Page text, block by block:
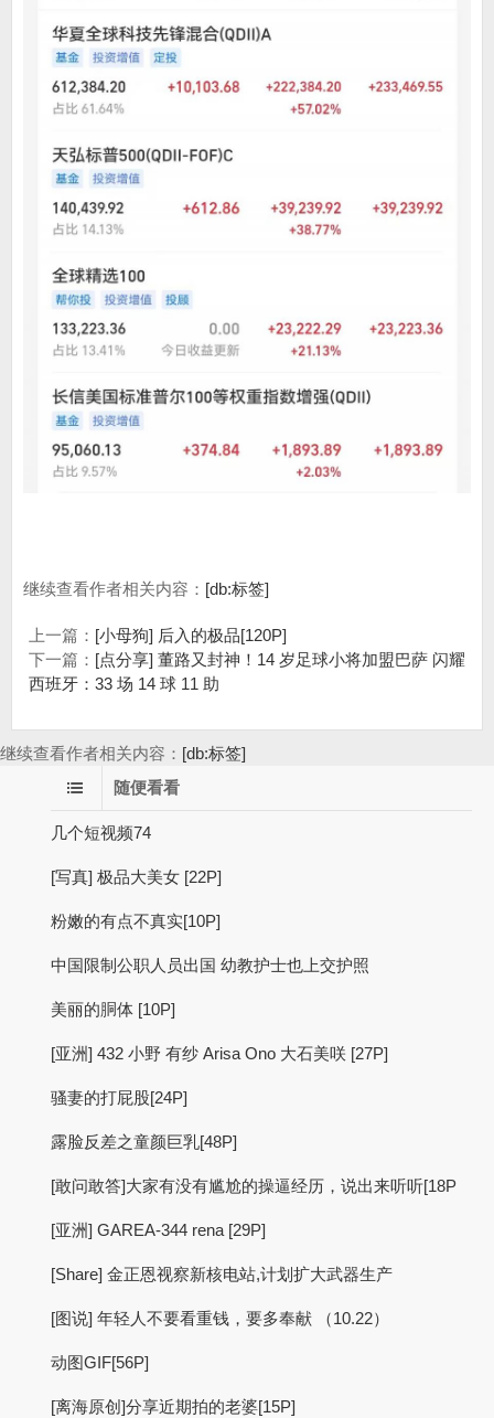
继续查看作者相关内容： [db:标签]
上一篇： [小母狗] 后入的极品[120P]
下一篇： [点分享] 董路又封神！14 岁足球小将加盟巴萨 闪耀
西班牙：33 场 14 球 11 助
继续查看作者相关内容： [db:标签]
随便看看
几个短视频74
[写真] 极品大美女 [22P]
粉嫩的有点不真实[10P]
中国限制公职人员出国 幼教护士也上交护照
美丽的胴体 [10P]
[亚洲] 432 小野 有纱 Arisa Ono 大石美咲 [27P]
骚妻的打屁股[24P]
露脸反差之童颜巨乳[48P]
[敢问敢答]大家有没有尴尬的操逼经历，说出来听听[18P
[亚洲] GAREA-344 rena [29P]
[Share] 金正恩视察新核电站,计划扩大武器生产
[图说] 年轻人不要看重钱，要多奉献 （10.22）
动图GIF[56P]
[离海原创]分享近期拍的老婆[15P]